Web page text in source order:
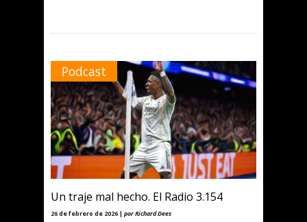
Podcast
Un traje mal hecho. El Radio 3.154
26 de febrero de 2026 | por Richard Dees